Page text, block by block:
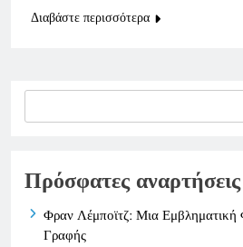
Διαβάστε περισσότερα
Πρόσφατες αναρτήσεις
Φραν Λέμποϊτζ: Μια Εμβληματική
Γραφής